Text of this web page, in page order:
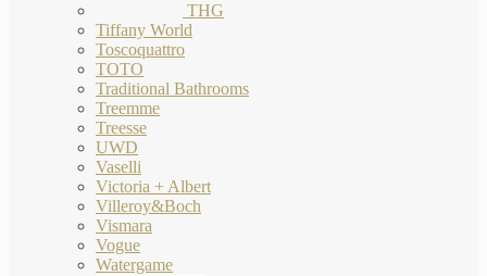
THG
Tiffany World
Toscoquattro
TOTO
Traditional Bathrooms
Treemme
Treesse
UWD
Vaselli
Victoria + Albert
Villeroy&Boch
Vismara
Vogue
Watergame